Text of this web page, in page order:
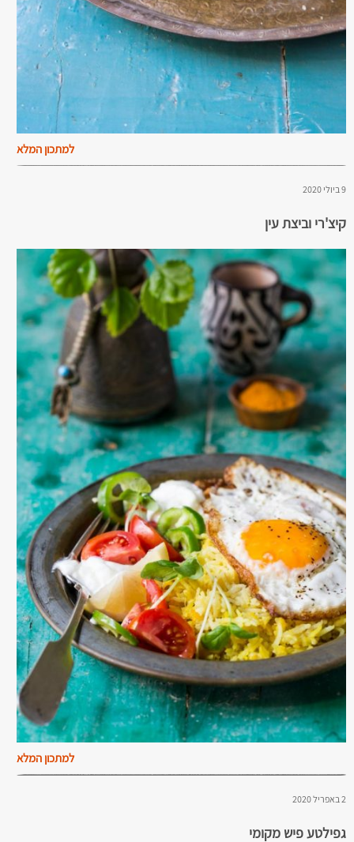
למתכון המלא
9 ביולי 2020
קיצ'רי וביצת עין
למתכון המלא
2 באפריל 2020
גפילטע פיש מקומי